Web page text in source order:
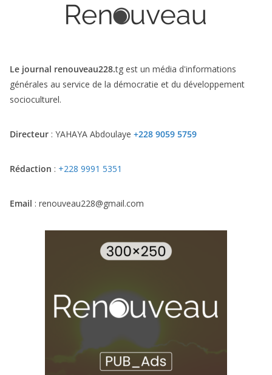
Le journal renouveau228.tg est un média d'informations
générales au service de la démocratie et du développement
socioculturel.
Directeur : YAHAYA Abdoulaye +228 9059 5759
Rédaction : +228 9991 5351
Email : renouveau228@gmail.com